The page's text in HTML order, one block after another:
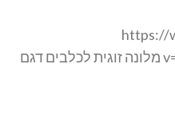
https://
v=0_puKGHaWZ4 Compare מלונה זוגית לכלבים דגם